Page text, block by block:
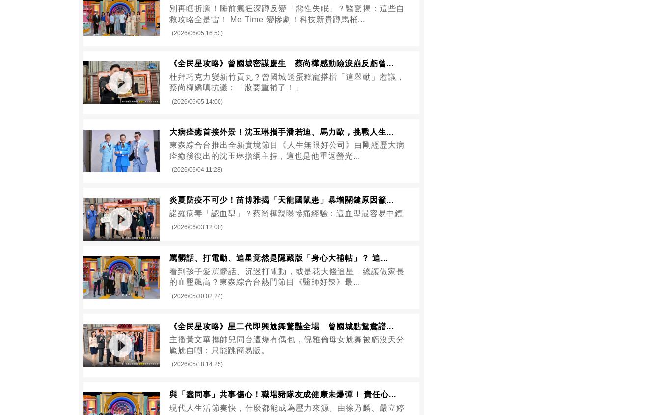
別再瞎折騰！睡前瘋狂深蹲反變「惡性失眠」？醫驚揭：這些自
救攻略全是雷！ Me Time 變慘劇！科技新貴蹲馬桶...
(2026/06/05 16:53)
《全民星攻略》曾國城密謀慶生 蔡尚樺感動險淚崩反虧曾...
杜拜巧克力變新竹貢丸？曾國城送蛋糕寵搭檔「這舉動」惹議，
蔡尚樺嬌嗔抗議：「妝要重補了！」
(2026/06/05 14:00)
大病痊癒首接外景！沈玉琳攜手潘若迪、馬力歐，挑戰人生...
東森綜合台推出全新實境節目《人生無限好公司》由剛經歷大病
痊癒後復出的沈玉琳擔綱主持，這也是他重返螢光...
(2026/06/04 11:28)
炎夏防疫不可少！苗博雅揭「天龍國鼠患」暴增關鍵原因籲...
諾羅病毒「認血型」？蔡尚樺親曝慘痛經驗：這血型最容易中鏢
(2026/06/03 12:00)
罵髒話、打電動、追星竟然是隱藏版「身心大補帖」？ 追...
看到孩子愛罵髒話、沉迷打電動，或是花大錢追星，總讓做家長
的血壓飆高？東森綜合台熱門節目《醫師好辣》最...
(2026/05/30 02:24)
《全民星攻略》星二代即興尬舞驚豔全場 曾國城點鴛鴦譜...
主播黃文華攜帥兒同台遭爆有偶包，倪雅倫母女尬舞被虧沒天分
尷尬自嘲：只能跳簡易版。
(2026/05/18 14:25)
與「蠢同事」共事傷心！職場豬隊友成健康未爆彈！ 責任心...
現代人生活節奏快，什麼都能成為壓力來源。由徐乃麟、嚴立婷